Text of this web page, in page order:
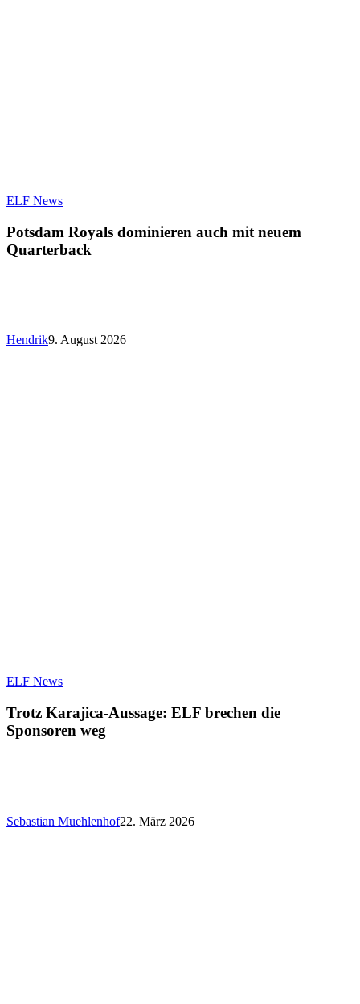
ELF NewsPotsdam
dominieren
auch
mit
Potsdam Royals dominieren auch mit neuem
Quarterback
Hendrik9. August 2026
ELF NewsTrotz
Aussage:
ELF
brechen
Trotz Karajica-Aussage: ELF brechen die
Sponsoren weg
Sebastian Muehlenhof22. März 2026